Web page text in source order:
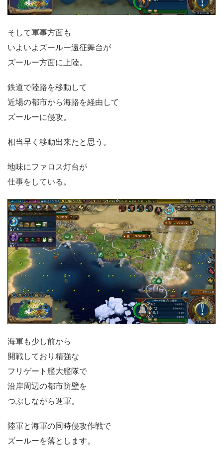
そして軍事方面も
いよいよズールー遠征舞台が
ズールー方面に上陸。
鉄道で陸路を移動して
近場の都市から海路を経由して
ズールーに侵攻。
相当早く移動出来たと思う。
地味にファロス灯台が
仕事をしている。
海軍も少し前から
開戦しており精強な
フリゲート艦大艦隊で
沿岸周辺の都市防壁を
つぶしながら進軍。
陸軍と海軍の同時侵攻作戦で
ズールーを落とします。